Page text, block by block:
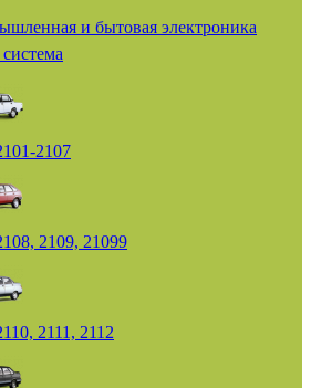
и бытовая электроника
2107
2109, 21099
2111, 2112